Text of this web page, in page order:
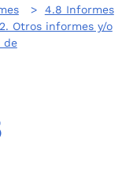
> 4.8 Informes
Otros informes y/o
de